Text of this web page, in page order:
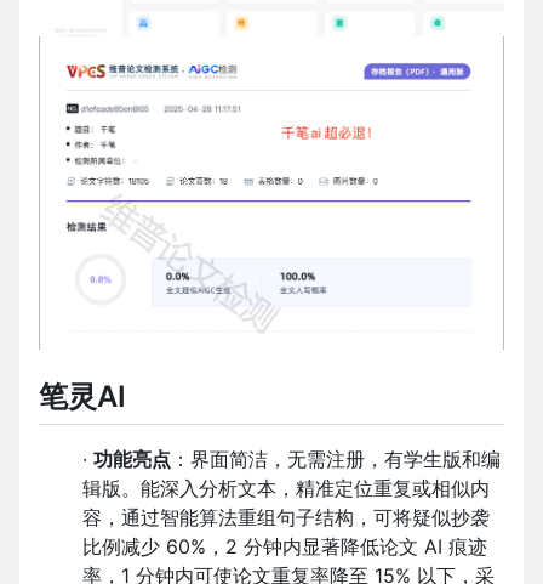
笔灵AI
· 功能亮点 ：界面简洁，无需注册，有学生版和编
辑版。能深入分析文本，精准定位重复或相似内
容，通过智能算法重组句子结构，可将疑似抄袭
比例减少 60%，2 分钟内显著降低论文 AI 痕迹
率，1 分钟内可使论文重复率降至 15% 以下，采